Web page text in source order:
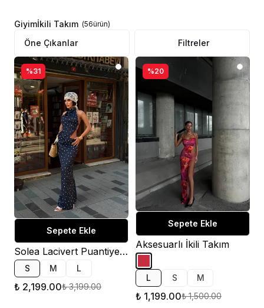
Giyimİkili Takım (56ürün)
Filtreler
%31
Sepete Ekle
Solea Lacivert Puantiyeli Halter Yaka Maxi Elbise
S M L
₺ 2,199.00₺ 3,199.00
%20
Sepete Ekle
Aksesuarlı İkili Takım
L S M
₺ 1,199.00₺ 1,500.00